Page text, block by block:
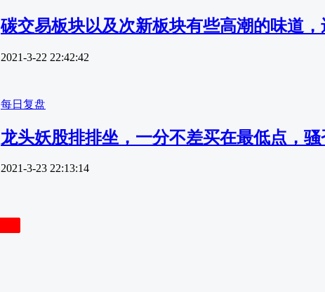
碳交易板块以及次新板块有些高潮的味道
2021-3-22 22:42:42
每日复盘
龙头妖股排排坐，一分不差买在最低点，骚
2021-3-23 22:13:14